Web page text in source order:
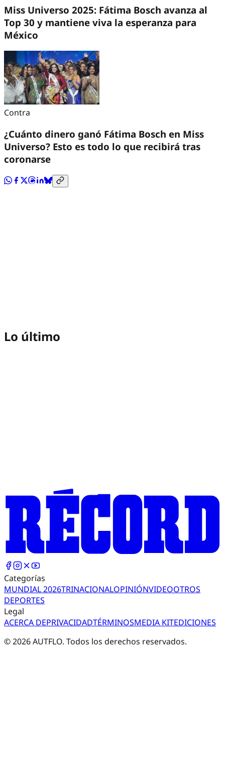
Miss Universo 2025: Fátima Bosch avanza al
Top 30 y mantiene viva la esperanza para
México
Contra
¿Cuánto dinero ganó Fátima Bosch en Miss
Universo? Esto es todo lo que recibirá tras
coronarse
Lo último
Categorías
MUNDIAL 2026TRINACIONALOPINIÓNVIDEOOTROS
DEPORTES
Legal
ACERCA DEPRIVACIDADTÉRMINOSMEDIA KITEDICIONES
©2026AUTFLO. Todos los derechos reservados.